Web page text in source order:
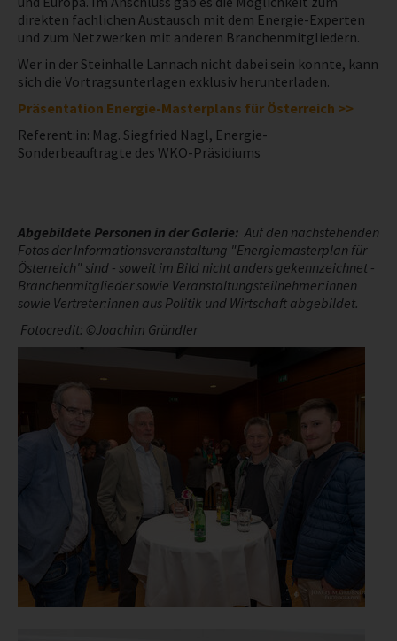
NEWS
PRÜFING
WETTBEWERBE
direkten fachlichen Austausch mit dem Energie-Experten
und zum Netzwerken mit anderen Branchenmitgliedern.
Wer in der Steinhalle Lannach nicht dabei sein konnte, kann
sich die Vortragsunterlagen exklusiv herunterladen.
Präsentation Energie-Masterplans für Österreich >>
Referent:in: Mag. Siegfried Nagl, Energie-
Sonderbeauftragte des WKO-Präsidiums
Abgebildete Personen in der Galerie: Auf den nachstehenden
Fotos der Informationsveranstaltung "Energiemasterplan für
Österreich" sind - soweit im Bild nicht anders gekennzeichnet -
Branchenmitglieder sowie Veranstaltungsteilnehmer:innen
sowie Vertreter:innen aus Politik und Wirtschaft abgebildet.
Fotocredit: ©Joachim Gründler